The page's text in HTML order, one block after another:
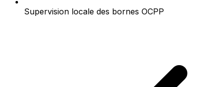
Supervision locale des bornes OCPP